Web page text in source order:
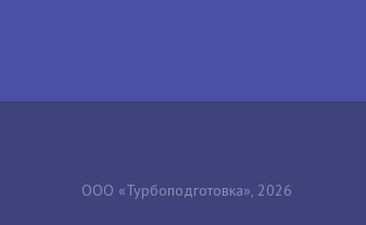
ООО «Турбоподготовка», 2026